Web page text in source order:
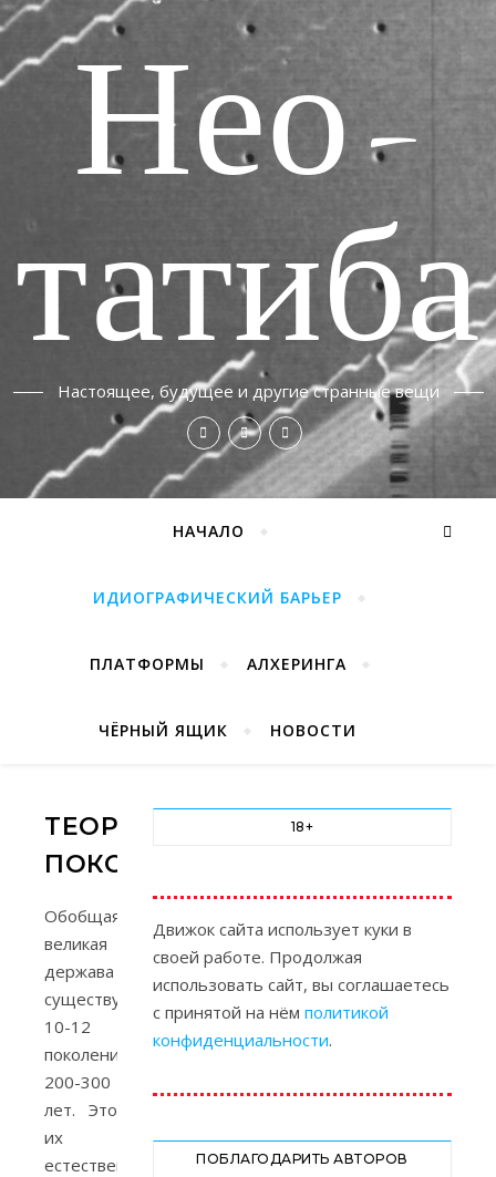
Нео-
татиба
Настоящее, будущее и другие странные вещи
НАЧАЛО
ИДИОГРАФИЧЕСКИЙ БАРЬЕР
ПЛАТФОРМЫ АЛХЕРИНГА
ЧЁРНЫЙ ЯЩИК НОВОСТИ
ТЕОРИИ
ПОКОЛЕНИЙ
Обобщая,
великая
держава
существует
10-12
поколений,
200-300
лет. Это
их
естественный
18+
Движок сайта использует куки в
своей работе. Продолжая
использовать сайт, вы соглашаетесь
с принятой на нём политикой
конфиденциальности.
ПОБЛАГОДАРИТЬ АВТОРОВ